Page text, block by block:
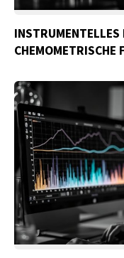
INSTRUMENTELLES
CHEMOMETRISCHE